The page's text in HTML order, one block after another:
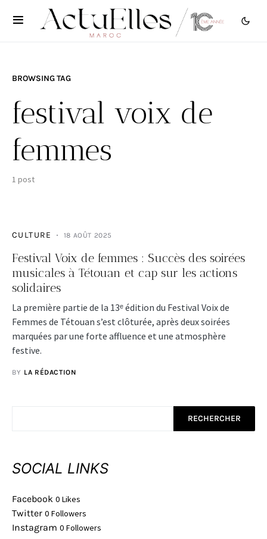
BROWSING TAG
festival voix de
femmes
1 post
CULTURE 18 AOÛT 2025
Festival Voix de femmes : Succès des soirées
musicales à Tétouan et cap sur les actions
solidaires
La première partie de la 13ᵉ édition du Festival Voix de
Femmes de Tétouan s’est clôturée, après deux soirées
marquées par une forte affluence et une atmosphère
festive.
BY LA RÉDACTION
RECHERCHER
SOCIAL LINKS
Facebook 0 Likes
Twitter 0 Followers
Instagram 0 Followers